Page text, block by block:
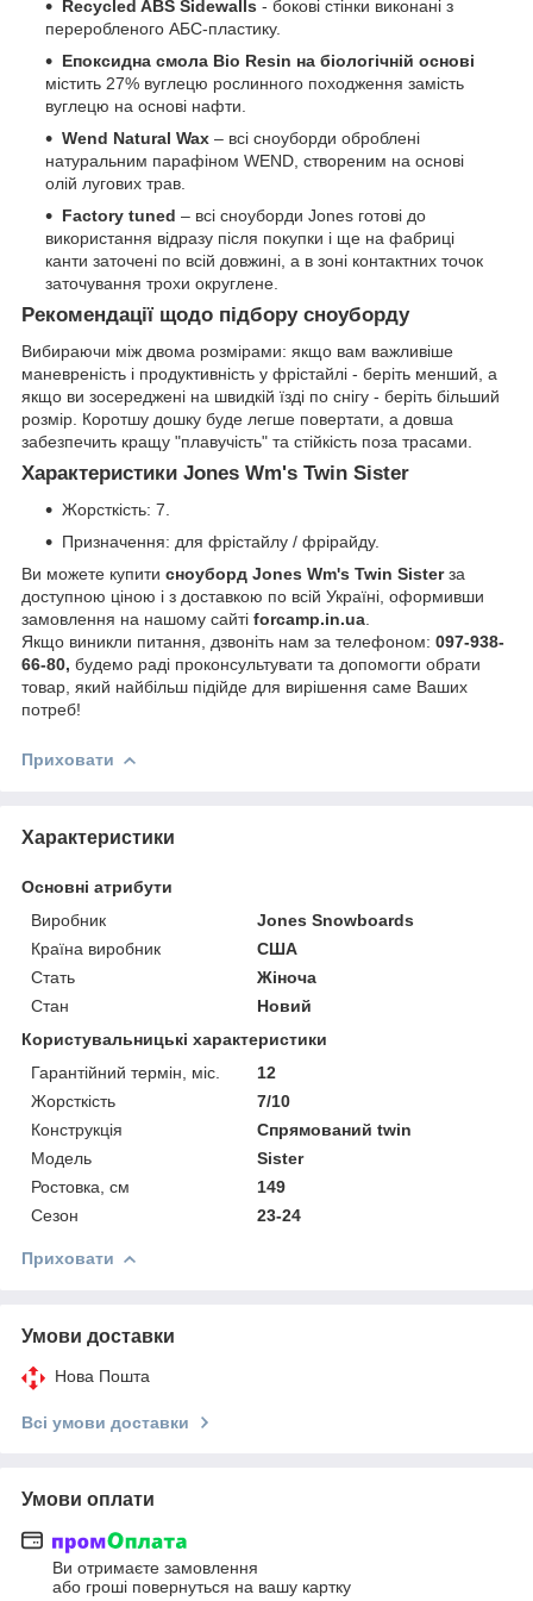
Recycled ABS Sidewalls - бокові стінки виконані з
переробленого АБС-пластику.
Епоксидна смола Bio Resin на біологічній основі
містить 27% вуглецю рослинного походження замість
вуглецю на основі нафти.
Wend Natural Wax – всі сноуборди оброблені
натуральним парафіном WEND, створеним на основі
олій лугових трав.
Factory tuned – всі сноуборди Jones готові до
використання відразу після покупки і ще на фабриці
канти заточені по всій довжині, а в зоні контактних точок
заточування трохи округлене.
Рекомендації щодо підбору сноуборду
Вибираючи між двома розмірами: якщо вам важливіше
маневреність і продуктивність у фрістайлі - беріть менший, а
якщо ви зосереджені на швидкій їзді по снігу - беріть більший
розмір. Коротшу дошку буде легше повертати, а довша
забезпечить кращу "плавучість" та стійкість поза трасами.
Характеристики Jones Wm's Twin Sister
Жорсткість: 7.
Призначення: для фрістайлу / фрірайду.
Ви можете купити сноуборд Jones Wm's Twin Sisterза
доступною ціною і з доставкою по всій Україні, оформивши
замовлення на нашому сайті forcamp.in.ua
Якщо виникли питання, дзвоніть нам за телефоном: 097-938-
66-80, будемо раді проконсультувати та допомогти обрати
товар, який найбільш підійде для вирішення саме Ваших
потреб!
Приховати
Характеристики
Основні атрибути
Виробник
Jones Snowboards
Країна виробник
США
Стать
Жіноча
Стан
Новий
Користувальницькі характеристики
Гарантійний термін, міс.
12
Жорсткість
7/10
Конструкція
Спрямований twin
Модель
Sister
Ростовка, см
149
Сезон
23-24
Приховати
Умови доставки
Нова Пошта
Всі умови доставки
Умови оплати
Ви отримаєте замовлення
або гроші повернуться на вашу картку